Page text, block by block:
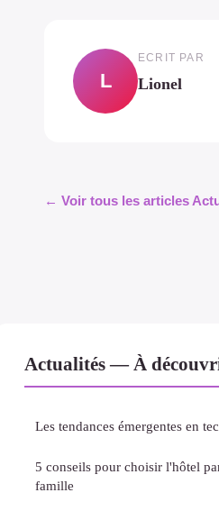
L
ECRIT PAR
Lionel
← Voir tous les articles
Actualités — À
Les tendances émergentes en
5 conseils pour choisir l'hôtel
famille